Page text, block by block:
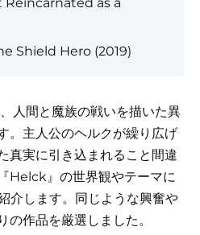
Shield Hero (2019)
人間と魔族の戦いを描いた異
。主人公のヘルクが繰り広げ
真実に引き込まれること間違
Helck』の世界観やテーマに
介します。同じような興奮や
作品を厳選しました。